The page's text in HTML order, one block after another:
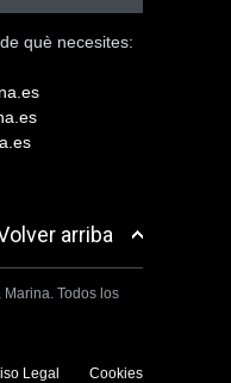
què necesites:
arriba
Todos los
Legal Cookies